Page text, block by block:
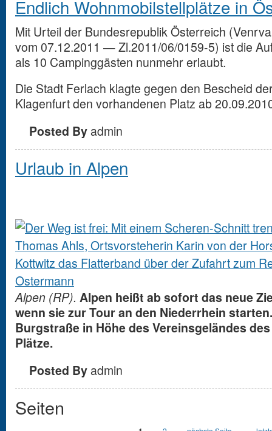
Endlich Wohnmobilstellplätze in
Mit Urteil der Bundesrepublik Österreich
vom 07.12.2011 — Zl.2011/06/0159-5) ist die
als 10 Campinggästen nunmehr erlaubt.
Die Stadt Ferlach klagte gegen den Bescheid
Klagenfurt den vorhandenen Platz ab
Posted By admin
Urlaub in Alpen
Alpen (RP). Alpen heißt ab sofort das neue
wenn sie zur Tour an den Niederrhein
Burgstraße in Höhe des Vereinsgeländes
Plätze.
Posted By admin
Seiten